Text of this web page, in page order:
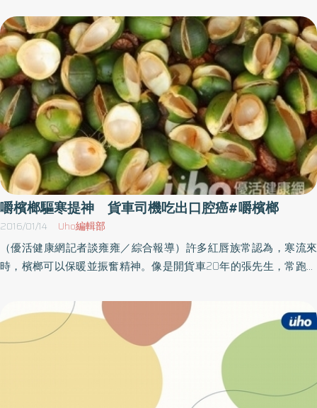
部出現腫塊，請盡速就醫。這些族群 應每2年1次口腔黏膜檢查由
於口腔癌晚期的預後不佳且影響生活甚鉅，衛福部次長蔡森田教
授，積極推動口腔癌篩檢，針對30歲以上嚼檳榔（含已戒檳榔）或
吸菸民眾、18至未滿30歲嚼檳榔（含已戒檳榔）原住民，每2年1次
口腔黏膜檢查。
之首，其中口腔癌為癌症十大死因第5位，主要的致癌因子為嚼檳榔
及抽菸，雖然近年來衛生機關大力呼籲民眾減少檳榔和菸的使用，
然台灣口腔癌的發生率還是逐年增加。化放療後 恐致吞嚥、語言
障礙國民健康署今年公佈的統計顯示，口腔癌為101年十大癌症發生
人數第5位。口腔癌的五年存活率隨期數上升而下降，第三期為
54.9％，而第四期只剩33.3％，除了要避免致癌物質的使用，早期
診斷、早期治療也是減少口腔癌致死率。林玫君醫師指出，晚期的
口腔癌（第三、四期），不僅手術有一定的難度，術後通常要加做
化學及放射線治療；治療後吞嚥、語言功能或外觀受影響是常見的
併發症。 不明腫塊、嘴破逾2週是警示林玫君醫師表示，早期診斷口
腔癌並非難事，針對有危險因子的族群（30歲以上，有嚼檳榔或吸
菸之民眾），國民健康署提供免費的癌症篩檢，由耳鼻喉科或牙科
醫師親自檢查口腔黏膜。若呈現不明腫塊、超過兩週無法癒合的潰
瘍、紅白斑，都會建議切片檢查。 預防勝於治療，林醫師呼籲有嚼
食檳榔或吸菸的民眾，戒掉這些習慣，並建議至各大醫療院所耳鼻
嚼檳榔驅寒提神 貨車司機吃出口腔癌#嚼檳榔
2016/01/14 Uho編輯部
（優活健康網記者談雍雍／綜合報導）許多紅唇族常認為，寒流來
時，檳榔可以保暖並振奮精神。像是開貨車20年的張先生，常跑夜
此提神。太太苦勸別再嚼檳榔，容易得口腔癌，但他總是抱著「不
會那麼衰啦！」的心態拒絕聽勸，即便發現口腔內有白斑，心想反
正也不痛，因此不以為意，沒想到上個月看感冒時醫師順便檢查，
發現口腔黏膜有問題，確診後確定是口腔癌，他這才痛定思痛地戒
檳。檳榔素使人成癮、致癌 遺毒下一代國際癌症研究總署在2003就
把檳榔子為第一類致癌物，而研究顯示，每天10顆檳榔、長達10年